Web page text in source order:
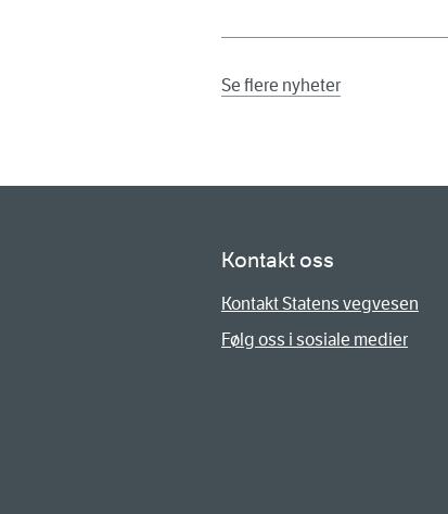
Se flere nyheter
Kontakt oss
Kontakt Statens vegvesen
Følg oss i sosiale medier